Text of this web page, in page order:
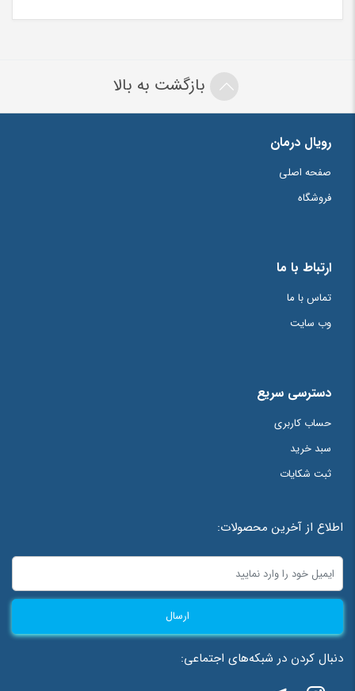
بازگشت به بالا
رویال درمان
صفحه اصلی
فروشگاه
ارتباط با ما
تماس با ما
وب سایت
دسترسی سریع
حساب کاربری
سبد خرید
ثبت شکایات
اطلاع از آخرین محصولات:
ارسال
دنبال کردن در شبکه‌های اجتماعی: